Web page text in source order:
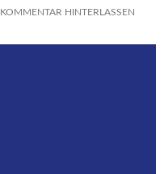
KOMMENTAR HINTERLASSEN